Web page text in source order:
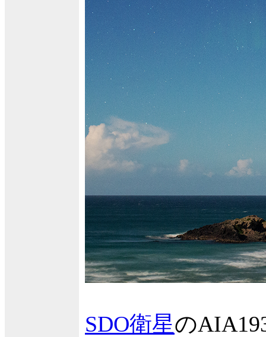
SDO衛星の